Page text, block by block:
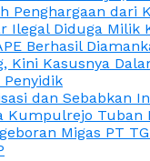
Penghargaan dari
Ilegal Diduga Milik
Berhasil
Kini Kasusnya
Penyidik
dan Sebabkan
Kumpulrejo Tuban
Migas PT